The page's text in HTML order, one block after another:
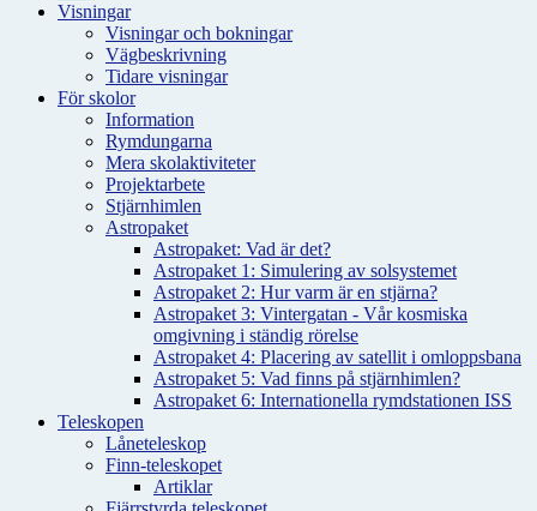
Visningar
Visningar och bokningar
Vägbeskrivning
Tidare visningar
För skolor
Information
Rymdungarna
Mera skolaktiviteter
Projektarbete
Stjärnhimlen
Astropaket
Astropaket: Vad är det?
Astropaket 1: Simulering av solsystemet
Astropaket 2: Hur varm är en stjärna?
Astropaket 3: Vintergatan - Vår kosmiska
omgivning i ständig rörelse
Astropaket 4: Placering av satellit i omloppsbana
Astropaket 5: Vad finns på stjärnhimlen?
Astropaket 6: Internationella rymdstationen ISS
Teleskopen
Låneteleskop
Finn-teleskopet
Artiklar